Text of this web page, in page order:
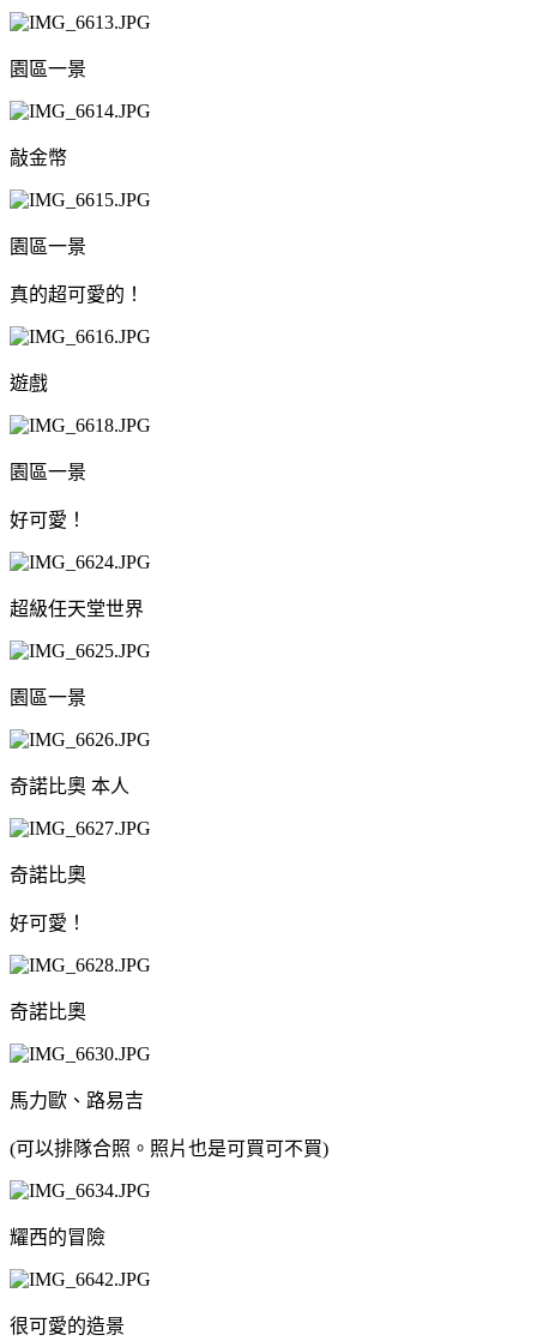
園區一景
敲金幣
園區一景
真的超可愛的！
遊戲
園區一景
好可愛！
超級任天堂世界
園區一景
奇諾比奧 本人
奇諾比奧
好可愛！
奇諾比奧
馬力歐、路易吉
(可以排隊合照。照片也是可買可不買)
耀西的冒險
很可愛的造景